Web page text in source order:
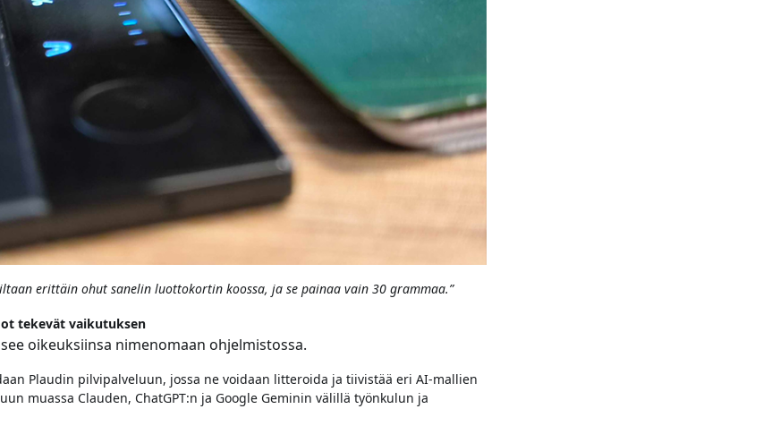
erittäin ohut sanelin luottokortin koossa, ja se painaa vain 30 grammaa.”
tekevät vaikutuksen
oikeuksiinsa nimenomaan ohjelmistossa.
Plaudin pilvipalveluun, jossa ne voidaan litteroida ja tiivistää eri AI-mallien
muassa Clauden, ChatGPT:n ja Google Geminin välillä työnkulun ja